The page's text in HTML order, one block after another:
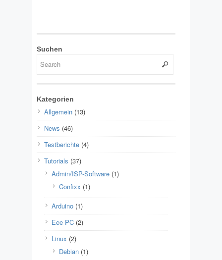
Suchen
Kategorien
Allgemein (13)
News (46)
Testberichte (4)
Tutorials (37)
Admin/ISP-Software (1)
Confixx (1)
Arduino (1)
Eee PC (2)
Linux (2)
Debian (1)